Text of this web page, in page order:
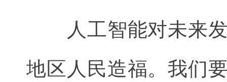
人工智能对未来发
地区人民造福。我们